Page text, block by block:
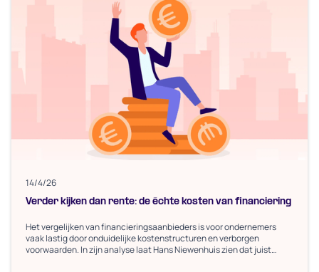
14/4/26
Verder kijken dan rente: de échte kosten van financiering
Het vergelijken van financieringsaanbieders is voor ondernemers
vaak lastig door onduidelijke kostenstructuren en verborgen
voorwaarden. In zijn analyse laat Hans Niewenhuis zien dat juist